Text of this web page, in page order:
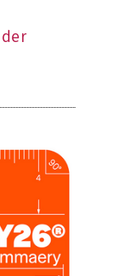
der